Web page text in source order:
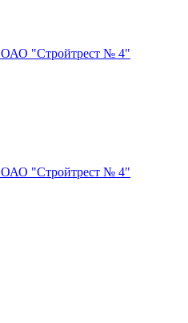
"Стройтрест № 4"
"Стройтрест № 4"